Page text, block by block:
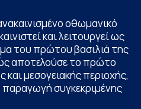
οθωμανικό
και λειτουργεί ως
του πρώτου βασιλιά της
αποτελούσε το πρώτο
μεσογειακής περιοχής,
παραγωγή συγκεκριμένης